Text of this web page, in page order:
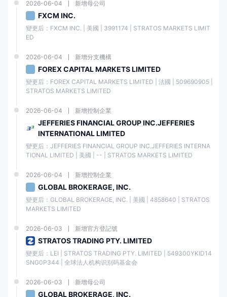
加密貨幣
債券 ❌
期權
ETFs ❌
帳戶
福匯 似乎只提供一種真實帳戶類型。他們的網站沒有透露有關帳戶類型的
不過，它提供模擬帳戶
選項。福匯的模擬帳戶提供逼真的交易體驗，可訪
金
，在福匯易用的交易平台上練習執行買賣訂單，全天候提供。這個無風
險的環境使交易者能夠磨練策略並在轉向真實資金帳戶之前建立信心。
槓桿
福匯 為外匯（FX）和差價合約（CFD）交易提供多個槓桿選項，取決於帳
戶資產。
對於資產低於5,000美元的帳戶，交易者可以獲得
CFD槓桿。
CFD槓桿。
資產超過50,000美元的帳戶可以在外匯上槓桿最高100:1，在CFD上槓桿
2026-06-04 新增母公司
FXCM INC.
變更后：FXCM INC. | 美國 | 3991174 | STRATOS MARKETS LIMIT
ED
2026-06-04 新增分支機構
FOREX CAPITAL MARKETS LIMITED
變更后：FOREX CAPITAL MARKETS LIMITED | 法國 | 509690905 |
STRATOS MARKETS LIMITED
2026-06-04 新增控制企業
JEFFERIES FINANCIAL GROUP INC.JEFFERIES
INTERNATIONAL LIMITED
變更后：JEFFERIES FINANCIAL GROUP INC.JEFFERIES INTERNA
TIONAL LIMITED | 美國 | -- | STRATOS MARKETS LIMITED
2026-06-04 新增控制企業
GLOBAL BROKERAGE, INC.
變更后：GLOBAL BROKERAGE, INC. | 美國 | 4858640 | STRATOS
MARKETS LIMITED
2026-06-03 新增官方登記號
STRATOS TRADING PTY. LIMITED
變更后：LEI | STRATOS TRADING PTY. LIMITED | 549300YKID14
SNG0P344 | 全球法人机构识别码基金会
2026-06-03 新增母公司
GLOBAL BROKERAGE, INC.